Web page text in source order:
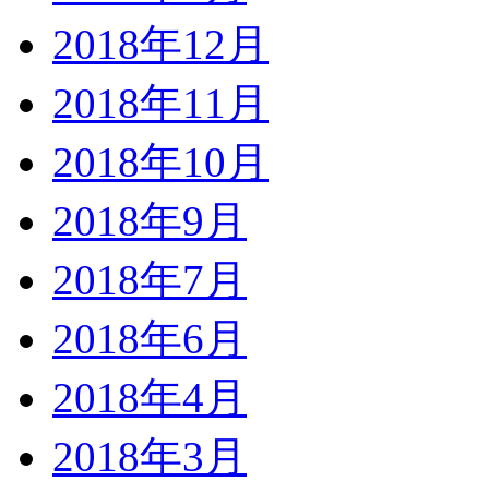
2018年12月
2018年11月
2018年10月
2018年9月
2018年7月
2018年6月
2018年4月
2018年3月